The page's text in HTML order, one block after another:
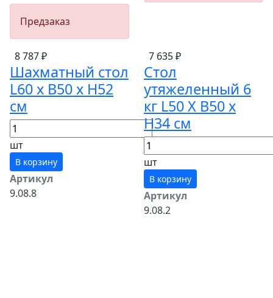
Предзаказ
8 787 ₽
Шахматный стол
L60 х B50 x H52
см
шт
В корзину
Артикул
9.08.8
7 635 ₽
Стол
утяжеленный 6
кг L50 Х B50 x
H34 см
шт
В корзину
Артикул
9.08.2